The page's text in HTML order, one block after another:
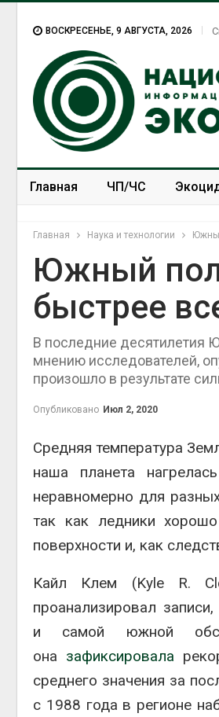
ВОСКРЕСЕНЬЕ, 9 АВГУСТА, 2026
Главная ЧП/ЧС
Главная Наука и технологии
Южный
быстрее
В последние десятилетия
мнению исследователей,
произошло в результате
Опубликовано Июл 2, 2020
Средняя температура
наша планета
неравномерно для
так как ледники
поверхности и, как
Кайл Клем (Kyle R.
проанализировал
и самой южной
она зафиксировала
среднего значения за
с 1988 года в регионе